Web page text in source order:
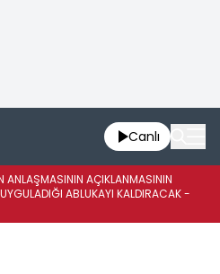
Canlı
ANLAŞMASININ AÇIKLANMASININ
ABLUKAYI KALDIRACAK -